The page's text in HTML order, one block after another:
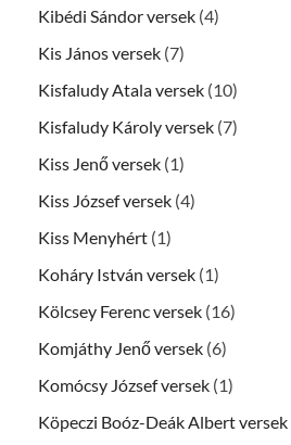
Kibédi Sándor versek (4)
Kis János versek (7)
Kisfaludy Atala versek (10)
Kisfaludy Károly versek (7)
Kiss Jenő versek (1)
Kiss József versek (4)
Kiss Menyhért (1)
Koháry István versek (1)
Kölcsey Ferenc versek (16)
Komjáthy Jenő versek (6)
Komócsy József versek (1)
Köpeczi Boóz-Deák Albert versek